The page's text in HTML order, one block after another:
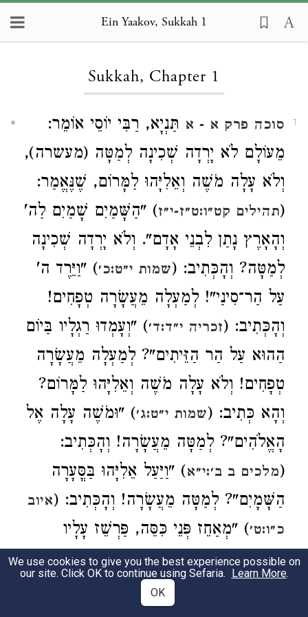
Ein Yaakov, Sukkah 1
Sukkah, Chapter 1
1 סוכה פרק א - א תַּנְיָא, רַבִּי יוֹסֵי אוֹמֵר:
מֵעוֹלָם לֹא יָרְדָה שְׁכִינָה לְמַטָּה (מעשרה),
וְלֹא עָלָה מֹשֶׁה וְאֵלִיָּהוּ לַמָּרוֹם, שֶׁנֶּאֱמַר:
(תהילים קט״ו:ט״ז-י״ז) "הַשָּׁמַיִם שָׁמַיִם לַה'
וְהָאָרֶץ נָתַן לִבְנֵי אָדָם". וְלֹא יָרְדָה שְׁכִינָה
לְמַטָּה? וְהָכְּתִיב: (שמות י״ט:כ׳) "וַיֵּרֶד ה'
עַל הַר־סִינַי"! לְמַעְלָה מֵעֲשָׂרָה טְפָחִים!
וְהָכְּתִיב: (זכריה י״ד:ד׳) "וְעָמְדוּ רַגְלָיו בַּיוֹם
הַהוּא עַל הַר הַזֵּיתִים"? לְמַעְלָה מֵעֲשָׂרָה
טְפָחִים! וְלֹא עָלָה מֹשֶׁה וְאֵלִיָּהוּ לַמָּרוֹם?
וְהָא כְּתִיב: (שמות י״ט:ג׳) "וּמֹשֶׁה עָלָה אֶל
הָאֱלֹהִים"? לְמַטָּה מֵעֲשָׂרָה! וְהָכְּתִיב:
(מלכים ב ב׳:י״א) "וַיַּעַל אֵלִיָּהוּ בַּסֳּעָרָה
הַשָּׁמָיִם"? לְמַטָּה מֵעֲשָׂרָה! וְהָכְּתִיב: (איוב
כ״ו:ט׳) "מְאַחֵז פְּנֵי כִּסֵּה, פַּרְשֵׁז עָלָיו
עֲנָנוֹ", וְאָמַר רַבִּי תַּנְחוּם: מְלַמֵּד, שֶׁפֵּרַשׂ
שַׁדַּי מִזִּיו שְׁכִינָתוֹ וַעֲנָנוֹ עָלָיו. [לְמַטָּה
We use cookies to give you the best experience possible on
our site. Click OK to continue using Sefaria. Learn More.
OK